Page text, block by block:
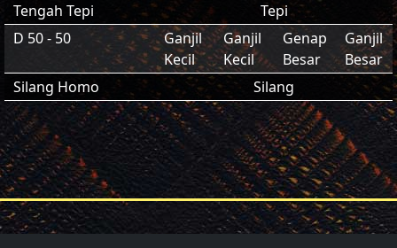
Tengah Tepi
Tepi
D 50 - 50
Ganjil
Kecil
Ganjil
Kecil
Genap
Besar
Ganjil
Besar
Silang Homo
Silang